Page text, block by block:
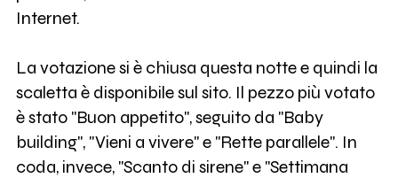
Internet.
La votazione si è chiusa questa notte e quindi la
scaletta è disponibile sul sito. Il pezzo più votato
è stato "Buon appetito", seguito da "Baby
building", "Vieni a vivere" e "Rette parallele". In
coda, invece, "Scanto di sirene" e "Settimana